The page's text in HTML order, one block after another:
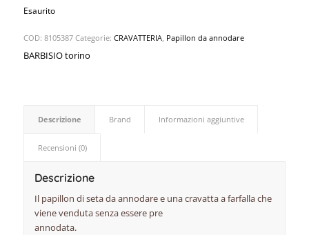
Esaurito
COD: 8105387 Categorie: CRAVATTERIA, Papillon da annodare
BARBISIO torino
Descrizione Brand Informazioni aggiuntive
Recensioni (0)
Descrizione
Il papillon di seta da annodare e una cravatta a farfalla che
viene venduta senza essere pre
annodata.